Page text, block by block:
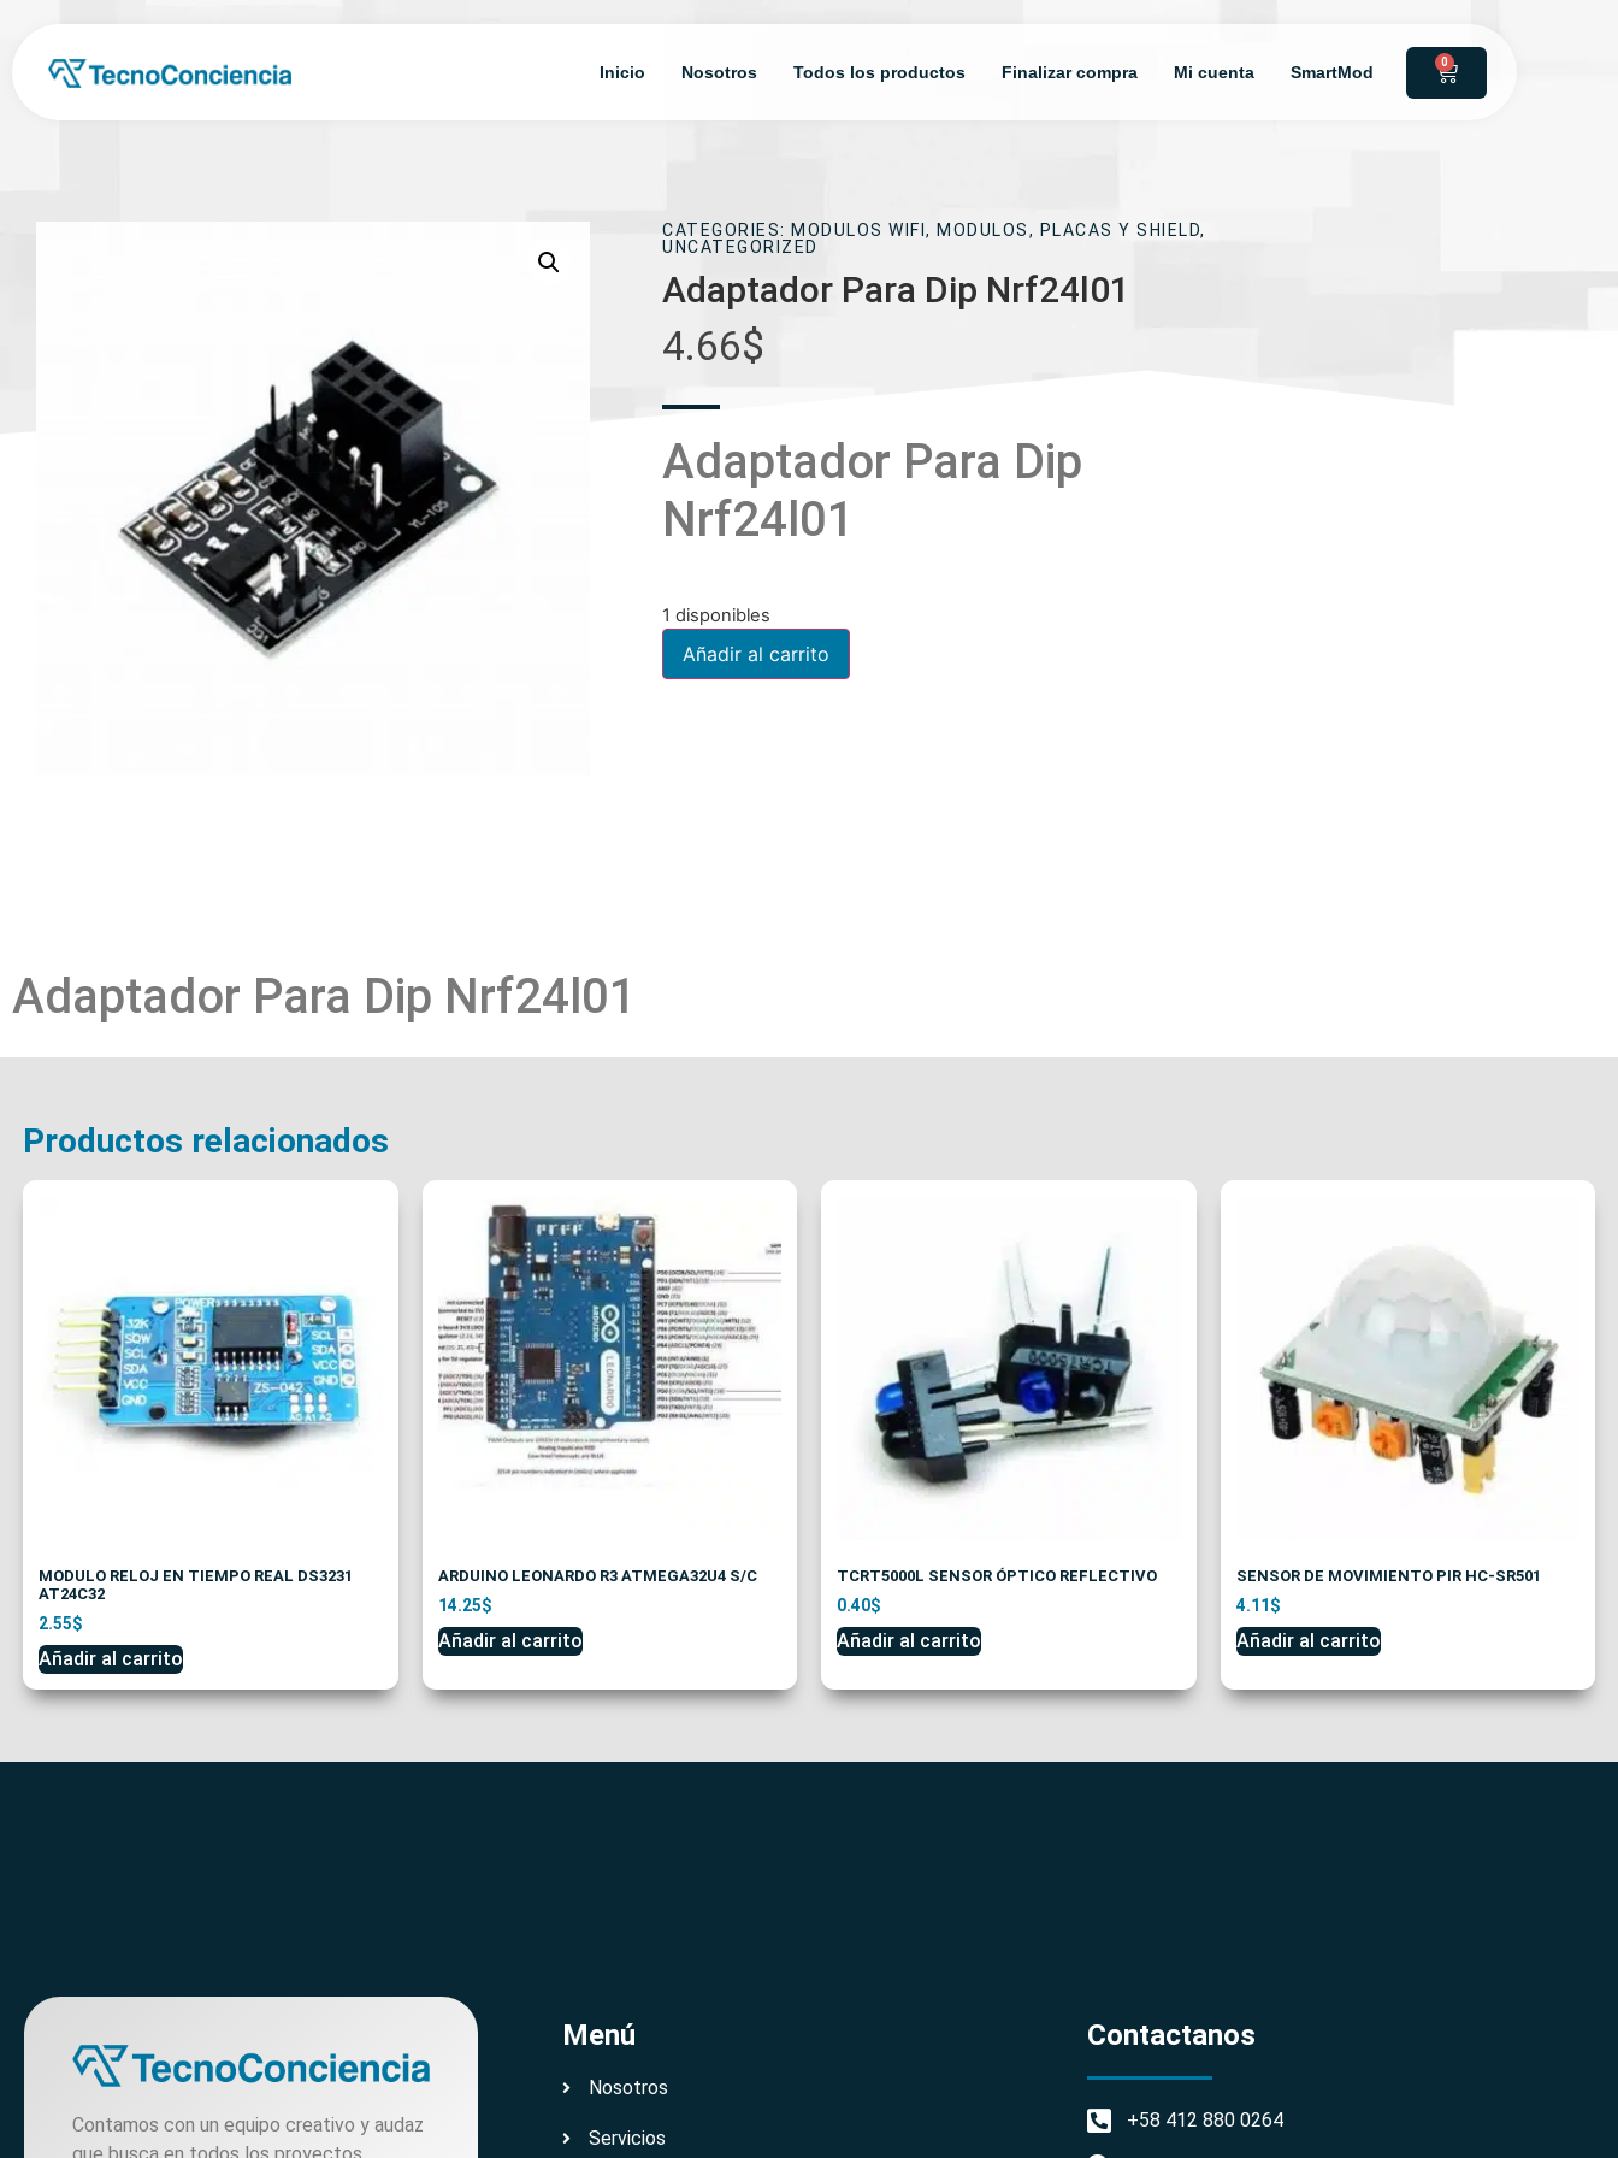
Inicio Nosotros Todos los productos Finalizar compra Mi cuenta SmartMod
0
CATEGORIES: MODULOS WIFI , MODULOS, PLACAS Y SHIELD,
UNCATEGORIZED
Adaptador Para Dip Nrf24l01
4.66$
Adaptador Para Dip
Nrf24l01
1 disponibles
Añadir al carrito
Adaptador Para Dip Nrf24l01
Productos relacionados
MODULO RELOJ EN TIEMPO REAL DS3231
AT24C32
2.55$
Añadir al carrito
ARDUINO LEONARDO R3 ATMEGA32U4 S/C
14.25$
Añadir al carrito
TCRT5000L SENSOR ÓPTICO REFLECTIVO
0.40$
Añadir al carrito
SENSOR DE MOVIMIENTO PIR HC-SR501
4.11$
Añadir al carrito
Contamos con un equipo creativo y audaz
que busca en todos los proyectos
Menú
Nosotros
Servicios
Contactanos
+58 412 880 0264